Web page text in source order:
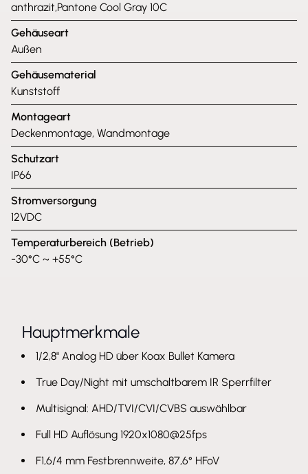
anthrazit,Pantone Cool Gray 10C
Gehäuseart
Außen
Gehäusematerial
Kunststoff
Montageart
Deckenmontage, Wandmontage
Schutzart
IP66
Stromversorgung
12VDC
Temperaturbereich (Betrieb)
-30°C ~ +55°C
Hauptmerkmale
1/2,8" Analog HD über Koax Bullet Kamera
True Day/Night mit umschaltbarem IR Sperrfilter
Multisignal: AHD/TVI/CVI/CVBS auswählbar
Full HD Auflösung 1920x1080@25fps
F1,6/4 mm Festbrennweite, 87,6° HFoV